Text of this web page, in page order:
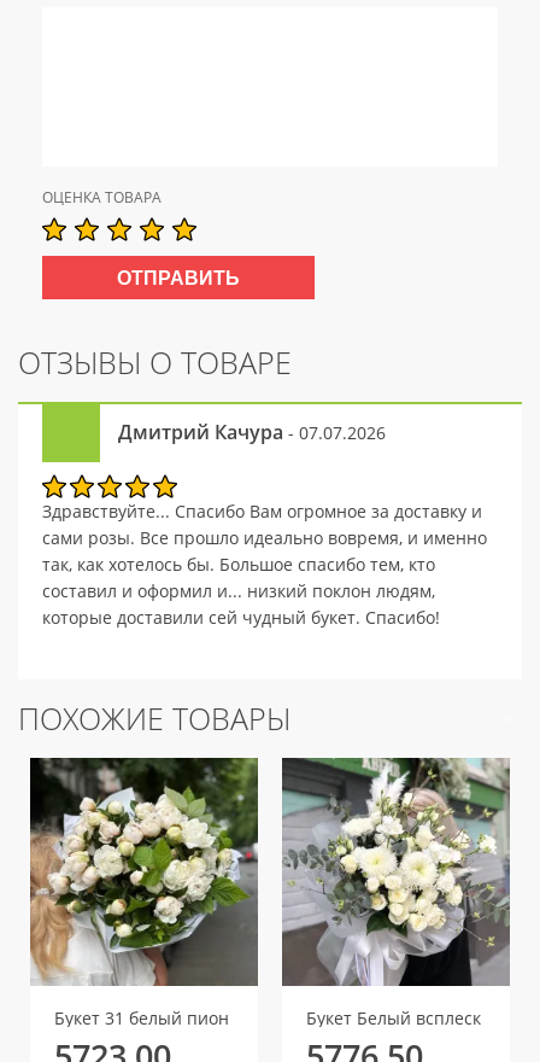
ОЦЕНКА ТОВАРА
ОТЗЫВЫ О ТОВАРЕ
Дмитрий Качура - 07.07.2026
Здравствуйте... Спасибо Вам огромное за доставку и
сами розы. Все прошло идеально вовремя, и именно
так, как хотелось бы. Большое спасибо тем, кто
составил и оформил и... низкий поклон людям,
которые доставили сей чудный букет. Спасибо!
ПОХОЖИЕ ТОВАРЫ
Букет 31 белый пион Букет Белый всплеск